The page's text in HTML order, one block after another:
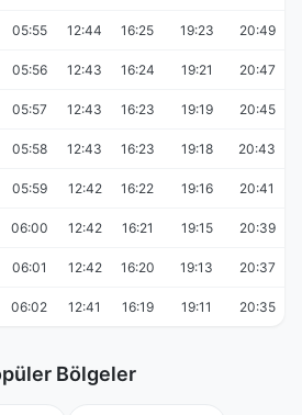
05:55 12:44 16:25 19:23 20:49
05:56 12:43 16:24 19:21 20:47
05:57 12:43 16:23 19:19 20:45
05:58 12:43 16:23 19:18 20:43
05:59 12:42 16:22 19:16 20:41
06:00 12:42 16:21 19:15 20:39
06:01 12:42 16:20 19:13 20:37
06:02 12:41 16:19 19:11 20:35
Bölgeler